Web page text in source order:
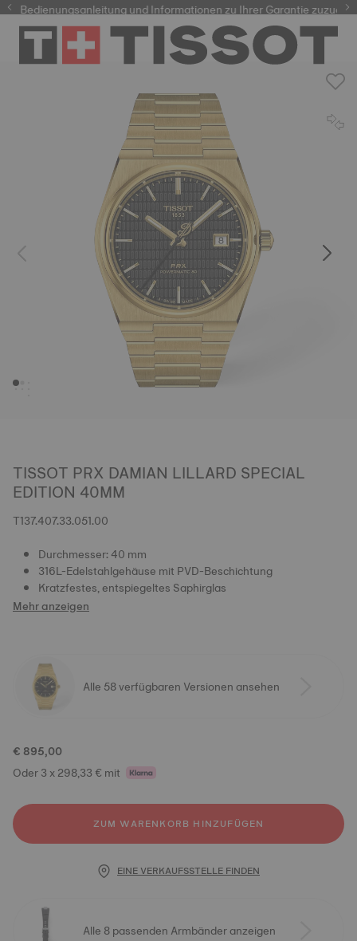
und Informationen zu Ihrer Garantie zuzugreifen
TISSOT PRX DAMIAN LILLARD SPECIAL
EDITION 40MM
T137.407.33.051.00
Durchmesser: 40 mm
316L-Edelstahlgehäuse mit PVD-Beschichtung
Kratzfestes, entspiegeltes Saphirglas
Mehr anzeigen
Alle 58 verfügbaren Versionen ansehen
€ 895,00
Oder 3 x 298,33 € mit
ZUM WARENKORB HINZUFÜGEN
EINE VERKAUFSSTELLE FINDEN
Alle 8 passenden Armbänder anzeigen